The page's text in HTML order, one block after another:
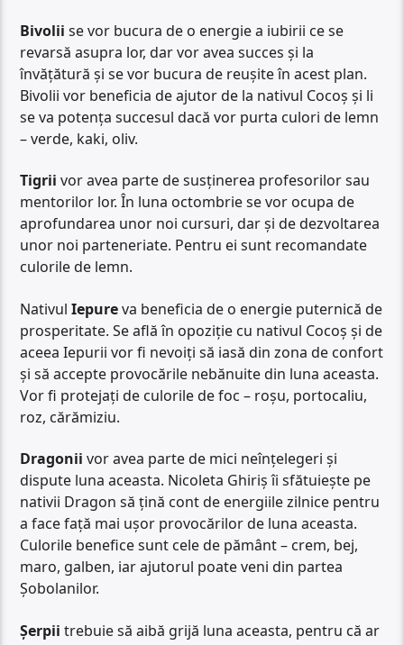
Bivolii se vor bucura de o energie a iubirii ce se
revarsă asupra lor, dar vor avea succes și la
învățătură și se vor bucura de reușite în acest plan.
Bivolii vor beneficia de ajutor de la nativul Cocoș și li
se va potența succesul dacă vor purta culori de lemn
– verde, kaki, oliv.
Tigrii vor avea parte de susținerea profesorilor sau
mentorilor lor. În luna octombrie se vor ocupa de
aprofundarea unor noi cursuri, dar și de dezvoltarea
unor noi parteneriate. Pentru ei sunt recomandate
culorile de lemn.
NativulIepureva beneficia de o energie puternică de
prosperitate. Se află în opoziție cu nativul Cocoș și de
aceea Iepurii vor fi nevoiți să iasă din zona de confort
și să accepte provocările nebănuite din luna aceasta.
Vor fi protejați de culorile de foc – roșu, portocaliu,
roz, cărămiziu.
Dragonii vor avea parte de mici neînțelegeri și
dispute luna aceasta. Nicoleta Ghiriș îi sfătuiește pe
nativii Dragon să țină cont de energiile zilnice pentru
a face față mai ușor provocărilor de luna aceasta.
Culorile benefice sunt cele de pământ – crem, bej,
maro, galben, iar ajutorul poate veni din partea
Șobolanilor.
Șerpii trebuie să aibă grijă luna aceasta, pentru că ar